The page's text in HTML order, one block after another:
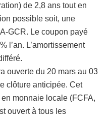
de 2,8 ans tout en
possible soit, une
GCR. Le coupon payé
l’an. L’amortissement
ouverte du 20 mars au 03
clôture anticipée. Cet
monnaie locale (FCFA,
ouvert à tous les